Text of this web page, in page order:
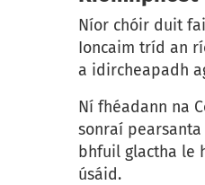
Níor chóir duit
Ioncaim tríd an
a idircheapadh
Ní fhéadann na
sonraí
bhfuil glactha le
úsáid.